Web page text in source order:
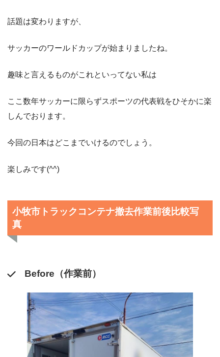
話題は変わりますが、
サッカーのワールドカップが始まりましたね。
趣味と言えるものがこれといってない私は
ここ数年サッカーに限らずスポーツの代表戦をひそかに楽
しんでおります。
今回の日本はどこまでいけるのでしょう。
楽しみです(^^)
小牧市トラックコンテナ撤去作業前後比較写
真
Before（作業前）